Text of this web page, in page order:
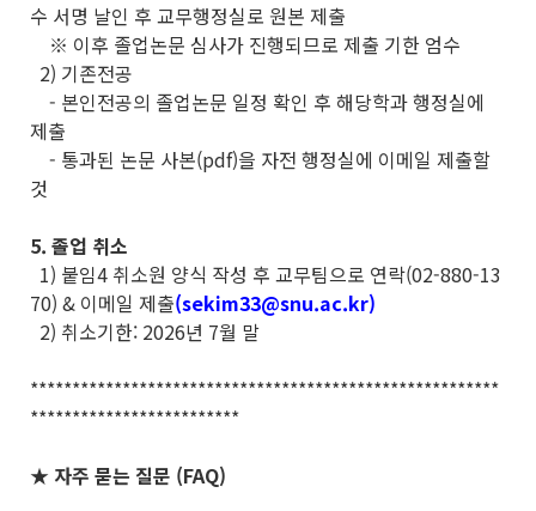
수 서명 날인 후 교무행정실로 원본 제출
※ 이후 졸업논문 심사가 진행되므로 제출 기한 엄수
2) 기존전공
- 본인전공의 졸업논문 일정 확인 후 해당학과 행정실에
제출
- 통과된 논문 사본(pdf)을 자전 행정실에 이메일 제출할
것
5. 졸업 취소
1) 붙임4 취소원 양식 작성 후 교무팀으로 연락(02-880-13
70) & 이메일 제출(sekim33@snu.ac.kr)
2) 취소기한: 2026년 7월 말
********************************************************
*************************
★ 자주 묻는 질문 (FAQ)